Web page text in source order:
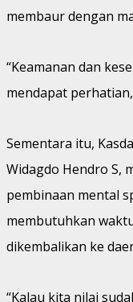
membaur dengan
“Keamanan dan
mendapat
Sementara itu,
Widagdo Hendro S,
pembinaan mental
membutuhkan
dikembalikan ke
“Kalau kita nilai